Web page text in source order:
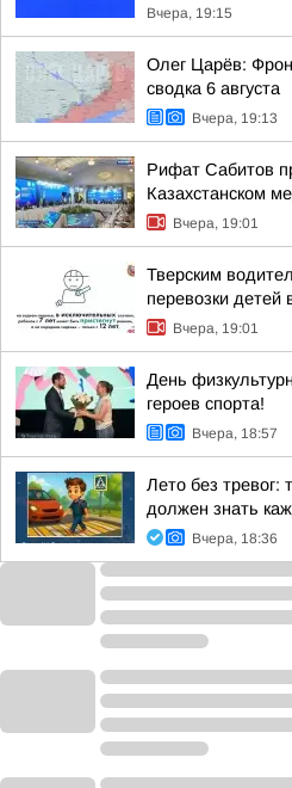
Вчера, 19:15
Олег Царёв:
сводка 6 августа
Вчера, 19:13
Рифат Сабитов
Казахстанском
Вчера, 19:01
Тверским
перевозки детей
Вчера, 19:01
День
героев спорта!
Вчера, 18:57
Лето без тревог:
должен знать
Вчера, 18:36